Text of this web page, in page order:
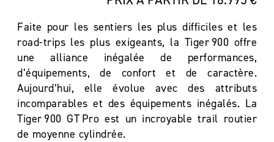
Faite pour les sentiers les plus difficiles et les
road-trips les plus exigeants, la Tiger 900 offre
une alliance inégalée de performances,
d’équipements, de confort et de caractère.
Aujourd’hui, elle évolue avec des attributs
incomparables et des équipements inégalés. La
Tiger 900 GT Pro est un incroyable trail routier
de moyenne cylindrée.